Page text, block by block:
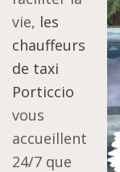
vie, les
chauffeurs
de taxi
Porticcio
vous
accueillent
24/7 que